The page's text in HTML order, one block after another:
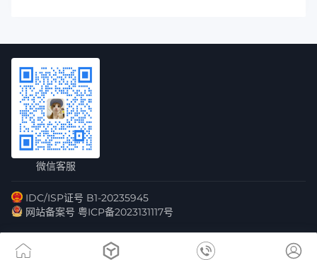
微信客服
IDC/ISP证号 B1-20235945
网站备案号 粤ICP备2023131117号